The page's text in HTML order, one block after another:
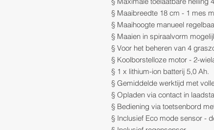
§ Maaibreedte 18 cm - 1 mes
§ Maaihoogte manueel
§ Maaien in spiraalvorm
§ Voor het beheren van 4
§ Koolborstelloze motor - 2-
§ 1 x lithium-ion batterij 5,0 Ah.
§ Gemiddelde werktijd met
§ Opladen via contact in
§ Bediening via toetsenbord
§ Inclusief Eco mode sensor -